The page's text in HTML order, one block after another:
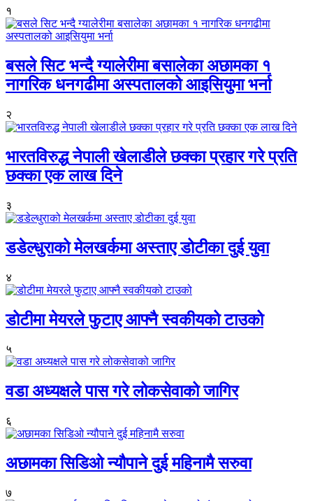
१
बसले सिट भन्दै ग्यालेरीमा बसालेका अछामका १
नागरिक धनगढीमा अस्पतालको आइसियुमा भर्ना
२
भारतविरुद्ध नेपाली खेलाडीले छक्का प्रहार गरे प्रति
छक्का एक लाख दिने
३
डडेल्धुराको मेलखर्कमा अस्ताए डोटीका दुई युवा
४
डोटीमा मेयरले फुटाए आफ्नै स्वकीयको टाउको
५
वडा अध्यक्षले पास गरे लोकसेवाको जागिर
६
अछामका सिडिओ न्यौपाने दुई महिनामै सरुवा
७